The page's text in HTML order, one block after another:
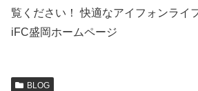
覧ください！ 快適なアイフォンライ
iFC盛岡ホームページ
BLOG